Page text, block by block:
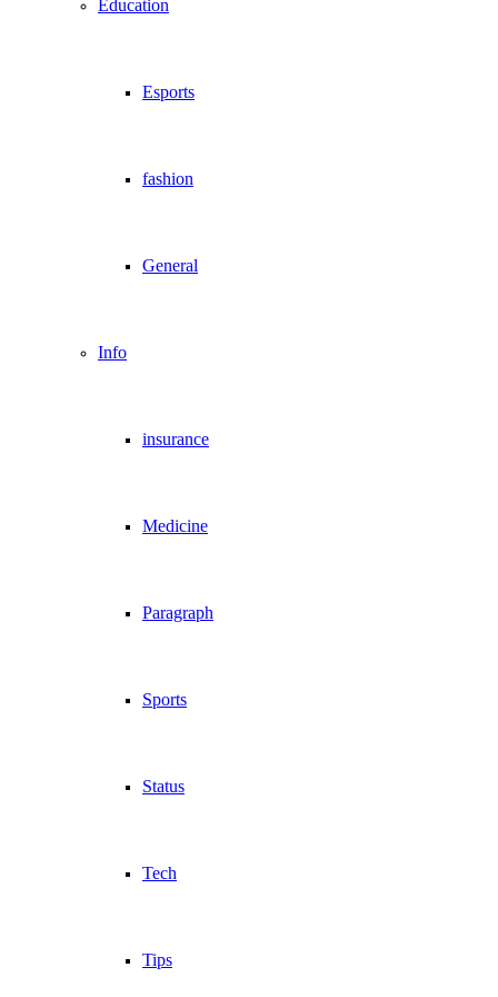
Education
Esports
fashion
General
Info
insurance
Medicine
Paragraph
Sports
Status
Tech
Tips